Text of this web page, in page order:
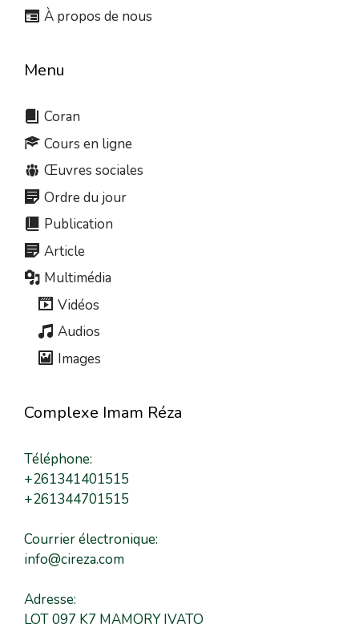
À propos de nous
Menu
Coran
Cours en ligne
Œuvres sociales
Ordre du jour
Publication
Article
Multimédia
Vidéos
Audios
Images
Complexe Imam Réza
Téléphone:
+261341401515
+261344701515
Courrier électronique:
info@cireza.com
Adresse:
LOT 097 K7 MAMORY IVATO